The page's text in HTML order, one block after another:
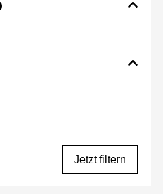
Jetzt filtern